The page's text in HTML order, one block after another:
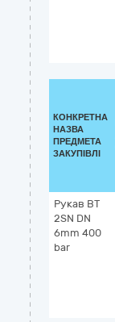
КОНКРЕТНА
НАЗВА
ПРЕДМЕТА
ЗАКУПІВЛІ
Рукав ВТ
2SN DN
6mm 400
bar